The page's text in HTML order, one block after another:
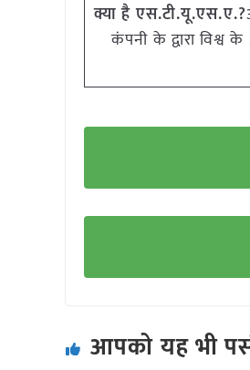
क्या है एस.टी.यू.एस.ए.?
कंपनी के द्वारा विश्व
आपको यह भी